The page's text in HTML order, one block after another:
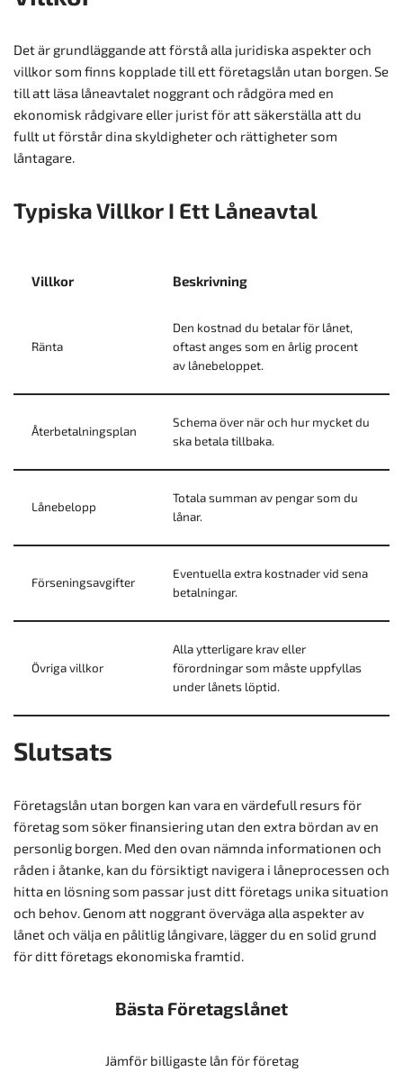
Det är grundläggande att förstå alla juridiska aspekter och
villkor som finns kopplade till ett företagslån utan borgen. Se
till att läsa låneavtalet noggrant och rådgöra med en
ekonomisk rådgivare eller jurist för att säkerställa att du
fullt ut förstår dina skyldigheter och rättigheter som
låntagare.
Typiska Villkor I Ett Låneavtal
Villkor Beskrivning
Ränta
Den kostnad du betalar för lånet,
oftast anges som en årlig procent
av lånebeloppet.
Återbetalningsplan
Schema över när och hur mycket du
ska betala tillbaka.
Lånebelopp
Totala summan av pengar som du
lånar.
Förseningsavgifter
Eventuella extra kostnader vid sena
betalningar.
Övriga villkor
Alla ytterligare krav eller
förordningar som måste uppfyllas
under lånets löptid.
Slutsats
Företagslån utan borgen kan vara en värdefull resurs för
företag som söker finansiering utan den extra bördan av en
personlig borgen. Med den ovan nämnda informationen och
råden i åtanke, kan du försiktigt navigera i låneprocessen och
hitta en lösning som passar just ditt företags unika situation
och behov. Genom att noggrant överväga alla aspekter av
lånet och välja en pålitlig långivare, lägger du en solid grund
för ditt företags ekonomiska framtid.
Bästa Företagslånet
Jämför billigaste lån för företag